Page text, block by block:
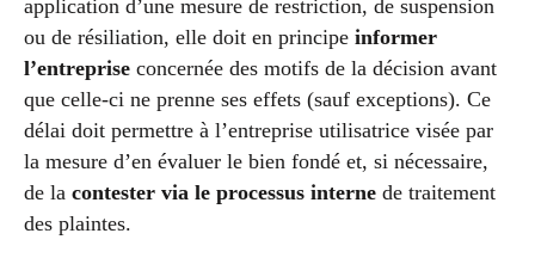
application d’une mesure de restriction, de suspension
ou de résiliation, elle doit en principe informer
l’entreprise concernée des motifs de la décision avant
que celle-ci ne prenne ses effets (sauf exceptions). Ce
délai doit permettre à l’entreprise utilisatrice visée par
la mesure d’en évaluer le bien fondé et, si nécessaire,
de la contester via le processus interne de traitement
des plaintes.